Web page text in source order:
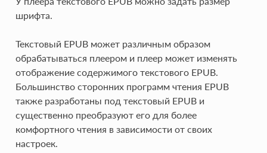
шрифта.
Текстовый EPUB может различным образом
обрабатываться плеером и плеер может изменять
отображение содержимого текстового EPUB.
Большинство сторонних программ чтения EPUB
также разработаны под текстовый EPUB и
существенно преобразуют его для более
комфортного чтения в зависимости от своих
настроек.